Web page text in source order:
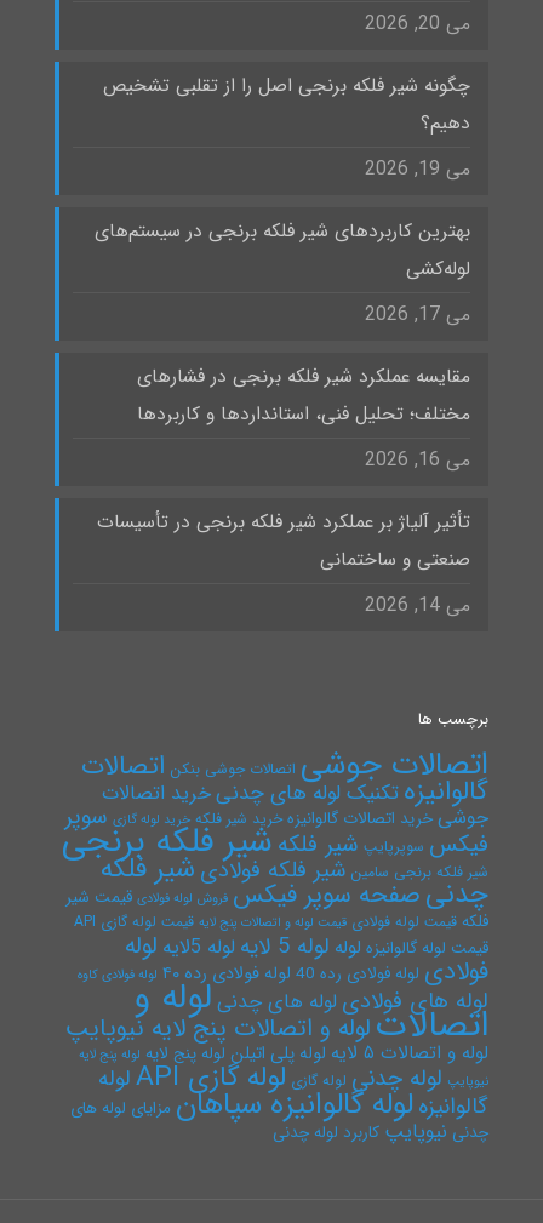
می 20, 2026
چگونه شیر فلکه برنجی اصل را از تقلبی تشخیص
دهیم؟
می 19, 2026
بهترین کاربردهای شیر فلکه برنجی در سیستم‌های
لوله‌کشی
می 17, 2026
مقایسه عملکرد شیر فلکه برنجی در فشارهای
مختلف؛ تحلیل فنی، استانداردها و کاربردها
می 16, 2026
تأثیر آلیاژ بر عملکرد شیر فلکه برنجی در تأسیسات
صنعتی و ساختمانی
می 14, 2026
برچسب ها
اتصالات جوشی اتصالات جوشی بنکن اتصالات
گالوانیزهتکنیک لوله های چدنیخرید اتصالات
جوشیخرید اتصالات گالوانیزه خرید شیر فلکه خرید لوله گازی سوپر
فیکس سوپرپایپ شیر فلکه شیر فلکه برنجی
شیر فلکه برنجی سامین شیر فلکه فولادی شیر فلکه
چدنیصفحه سوپر فیکس فروش لوله فولادی قیمت شیر
فلکه قیمت لوله فولادی قیمت لوله و اتصالات پنج لایه قیمت لوله گازی API
قیمت لوله گالوانیزه لوله لوله 5 لایه لوله 5لایه لوله
فولادی لوله فولادی رده 40 لوله فولادی رده ۴۰ لوله فولادی کاوه
لوله های فولادی لوله های چدنی لوله و اتصالاتلوله و اتصالات پنج لایه نیوپایپ
لوله و اتصالات ۵ لایه لوله پلی اتیلن لوله پنج لایه لوله پنج لایه
نیوپایپ لوله چدنی لوله گازی لوله گازی API لوله
گالوانیزه لوله گالوانیزه سپاهان مزایای لوله های
چدنی نیوپایپ کاربرد لوله چدنی